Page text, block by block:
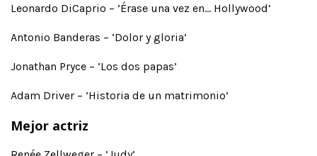
Leonardo DiCaprio – ‘Érase una vez en… Hollywood’
Antonio Banderas – ‘Dolor y gloria’
Jonathan Pryce – ‘Los dos papas’
Adam Driver – ‘Historia de un matrimonio’
Mejor actriz